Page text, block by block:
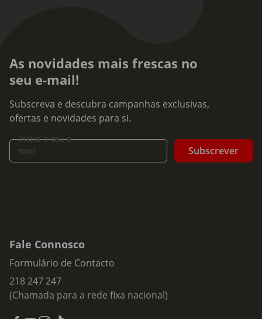
As novidades mais frescas no
seu e-mail!
Subscreva e descubra campanhas exclusivas,
ofertas e novidades para si.
Insira o seu e-
mail
Subscrever
Fale Connosco
Formulário de Contacto
218 247 247
(Chamada para a rede fixa nacional)